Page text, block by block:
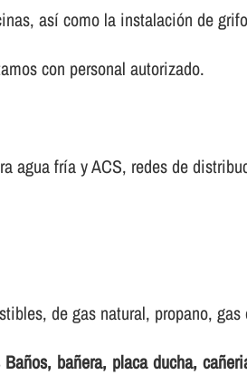
así­ como la instalación de
con personal autorizado.
agua frí­a y ACS, redes de
de gas natural, propano,
bañera, placa ducha,